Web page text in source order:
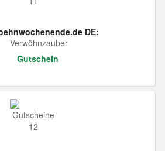
DE:
Verwöhnzauber
Gutschein